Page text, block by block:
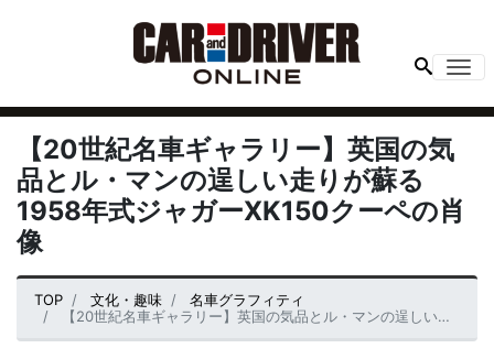
【20世紀名車ギャラリー】英国の気
品とル・マンの逞しい走りが蘇る
1958年式ジャガーXK150クーペの肖
像
TOP 文化・趣味
名車グラフィティ
【20世紀名車ギャラリー】英国の気品とル・マンの逞しい走りが蘇る1958年式ジャガーXK150クーペの肖像